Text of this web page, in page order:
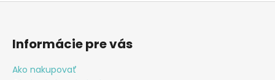
Informácie pre vás
Ako nakupovať